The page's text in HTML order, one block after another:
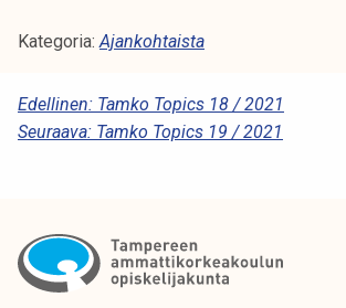
Kategoria:Ajankohtaista
A
R
K
K
Edellinen: Tamko Topics 18 / 2021
Seuraava: Tamko Topics 19 / 2021